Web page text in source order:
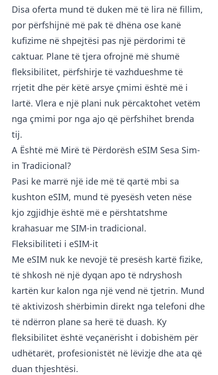
Disa oferta mund të duken më të lira në fillim,
por përfshijnë më pak të dhëna ose kanë
kufizime në shpejtësi pas një përdorimi të
caktuar. Plane të tjera ofrojnë më shumë
fleksibilitet, përfshirje të vazhdueshme të
rrjetit dhe për këtë arsye çmimi është më i
lartë. Vlera e një plani nuk përcaktohet vetëm
nga çmimi por nga ajo që përfshihet brenda
tij.
A Është më Mirë të Përdorësh eSIM Sesa Sim-
in Tradicional?
Pasi ke marrë një ide më të qartë mbi sa
kushton eSIM, mund të pyesësh veten nëse
kjo zgjidhje është më e përshtatshme
krahasuar me SIM-in tradicional.
Fleksibiliteti i eSIM-it
Me eSIM nuk ke nevojë të presësh kartë fizike,
të shkosh në një dyqan apo të ndryshosh
kartën kur kalon nga një vend në tjetrin. Mund
të aktivizosh shërbimin direkt nga telefoni dhe
të ndërron plane sa herë të duash. Ky
fleksibilitet është veçanërisht i dobishëm për
udhëtarët, profesionistët në lëvizje dhe ata që
duan thjeshtësi.